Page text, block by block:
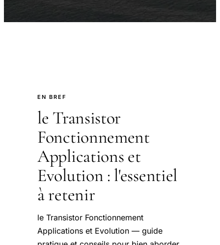
EN BREF
le Transistor
Fonctionnement
Applications et
Evolution : l'essentiel
à retenir
le Transistor Fonctionnement
Applications et Evolution — guide